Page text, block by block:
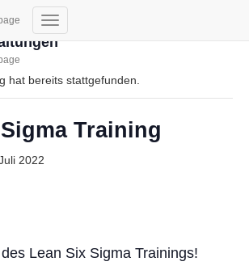
Navigation
umschalten
hat bereits stattgefunden.
Training
2022
Lean Six Sigma Trainings!